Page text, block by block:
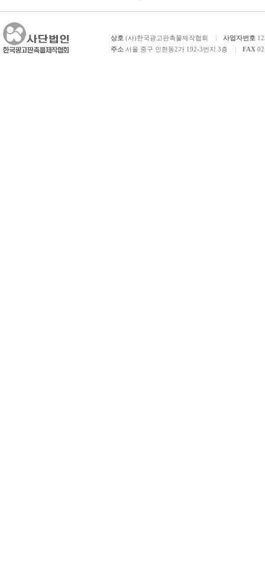
상호 (사)한국광고판촉물제작협회 사업자번호
주소 서울 중구 인현동2가 192-3번지 3층 FAX